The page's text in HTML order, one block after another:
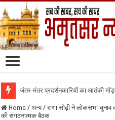
जंतर-मंतर प्रदर्शनकारियों का आतंकी
Home / अन्य / राणा सोढ़ी ने लोकसभा
की संगठनात्मक बैठक